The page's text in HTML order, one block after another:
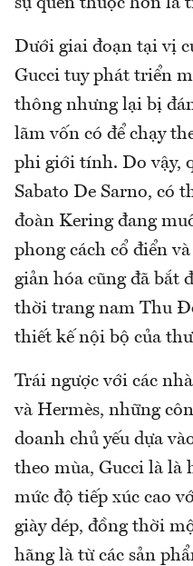
Dưới giai đoạn tại vị
Gucci tuy phát triển
thông nhưng lại bị
lãm vốn có để chạy
phi giới tính. Do vậy,
Sabato De Sarno, có
đoàn Kering đang
phong cách cổ điển
giản hóa cũng đã bắt
thời trang nam Thu
thiết kế nội bộ của
Trái ngược với các
và Hermès, những
doanh chủ yếu dựa
theo mùa, Gucci là là
mức độ tiếp xúc cao
giày dép, đồng thời
hãng là từ các sản